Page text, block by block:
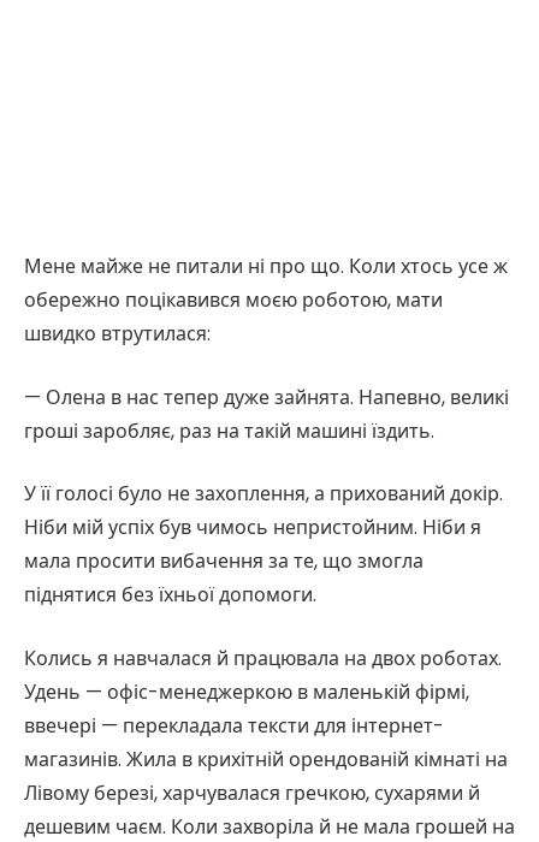
Мене майже не питали ні про що. Коли хтось усе ж
обережно поцікавився моєю роботою, мати
швидко втрутилася:
— Олена в нас тепер дуже зайнята. Напевно, великі
гроші заробляє, раз на такій машині їздить.
У її голосі було не захоплення, а прихований докір.
Ніби мій успіх був чимось непристойним. Ніби я
мала просити вибачення за те, що змогла
піднятися без їхньої допомоги.
Колись я навчалася й працювала на двох роботах.
Удень — офіс-менеджеркою в маленькій фірмі,
ввечері — перекладала тексти для інтернет-
магазинів. Жила в крихітній орендованій кімнаті на
Лівому березі, харчувалася гречкою, сухарями й
дешевим чаєм. Коли захворіла й не мала грошей на